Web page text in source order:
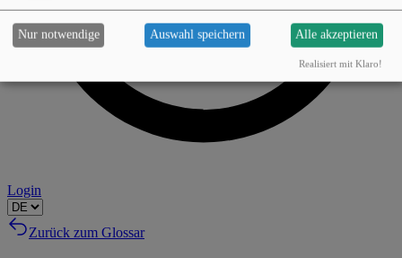
Login
Zurück zum Glossar
Nur notwendige Auswahl speichern Alle akzeptieren
Realisiert mit Klaro!